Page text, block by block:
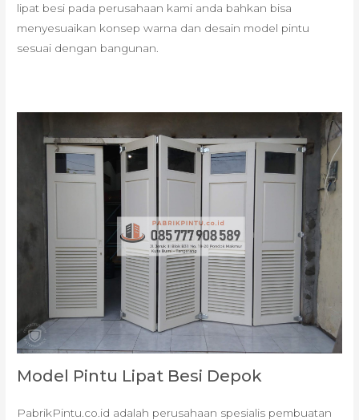
lipat besi pada perusahaan kami anda bahkan bisa
menyesuaikan konsep warna dan desain model pintu
sesuai dengan bangunan.
Model Pintu Lipat Besi Depok
PabrikPintu.co.id adalah perusahaan spesialis pembuatan